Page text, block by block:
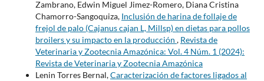
Zambrano, Edwin Miguel Jimez-Romero, Diana Cristina
Chamorro-Sangoquiza, Inclusión de harina de follaje de
frejol de palo (Cajanus cajan L, Millsp) en dietas para pollos
broilers y su impacto en la producción , Revista de
Veterinaria y Zootecnia Amazónica: Vol. 4 Núm. 1 (2024):
Revista de Veterinaria y Zootecnia Amazónica
Lenin Torres Bernal,Caracterización de factores ligados al